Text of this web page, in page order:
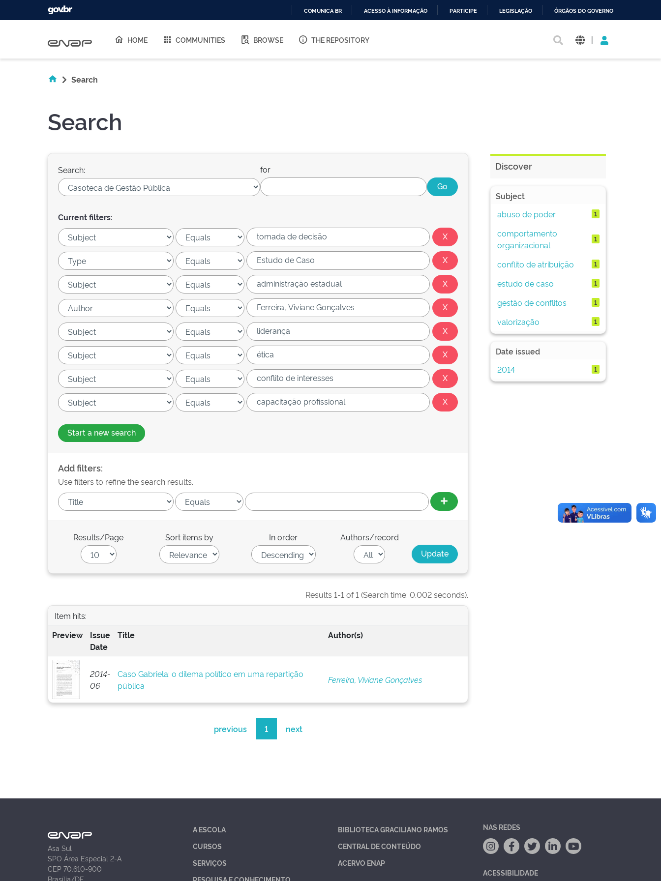
O
COMUNICA BR ACESSO À INFORMAÇÃO PARTICIPE LEGISLAÇÃO ÓRGÃOS DO GOVERNO
HOME COMMUNITIES BROWSE THE REPOSITORY |
Search
Search
Search: for
Current filters:
Start a new search
Add filters:
Use filters to refine the search results.
Results/Page Sort items by In order Authors/record
Results 1-1 of 1 (Search time: 0.002 seconds).
Item hits:
Preview
Issue
Date
Title Author(s)
2014-
06
Caso Gabriela: o dilema político em uma repartição
pública
Ferreira, Viviane Gonçalves
previous 1 next
Discover
Subject
abuso de poder
1
comportamento
organizacional
1
conflito de atribuição 1
estudo de caso 1
gestão de conflitos 1
valorização 1
Date issued
2014
1
Asa Sul
SPO Área Especial 2-A
CEP 70.610-900
Brasília/DF
A ESCOLA
CURSOS
SERVIÇOS
BIBLIOTECA GRACILIANO RAMOS
CENTRAL DE CONTEÚDO
ACERVO ENAP
NAS REDES
ACESSIBILIDADE